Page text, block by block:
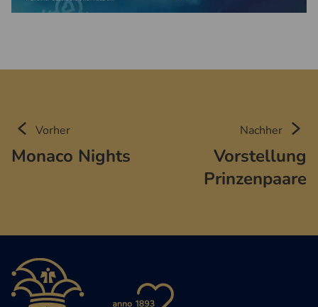
Vorher
Monaco Nights
Nachher
Vorstellung
Prinzenpaare